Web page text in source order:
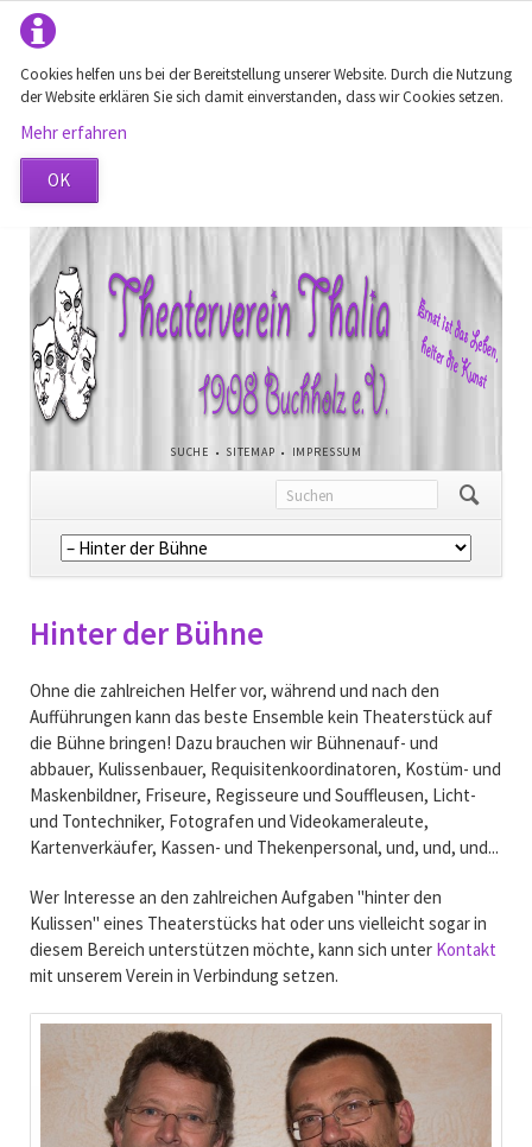
Cookies helfen uns bei der Bereitstellung unserer Website. Durch die Nutzung
der Website erklären Sie sich damit einverstanden, dass wir Cookies setzen.
Mehr erfahren
OK
NAVIGATION
ÜBERSPRINGEN
SUCHE SITEMAP IMPRESSUM
Navigation
überspringen
Hinter der Bühne
Ohne die zahlreichen Helfer vor, während und nach den
Aufführungen kann das beste Ensemble kein Theaterstück auf
die Bühne bringen! Dazu brauchen wir Bühnenauf- und
abbauer, Kulissenbauer, Requisitenkoordinatoren, Kostüm- und
Maskenbildner, Friseure, Regisseure und Souffleusen, Licht-
und Tontechniker, Fotografen und Videokameraleute,
Kartenverkäufer, Kassen- und Thekenpersonal, und, und, und...
Wer Interesse an den zahlreichen Aufgaben "hinter den
Kulissen" eines Theaterstücks hat oder uns vielleicht sogar in
diesem Bereich unterstützen möchte, kann sich unter Kontakt
mit unserem Verein in Verbindung setzen.